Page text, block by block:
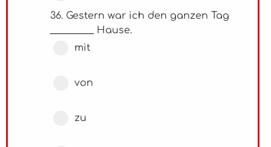
36. Gestern war ich den ganzen Tag
_________ Hause.
mit
von
zu